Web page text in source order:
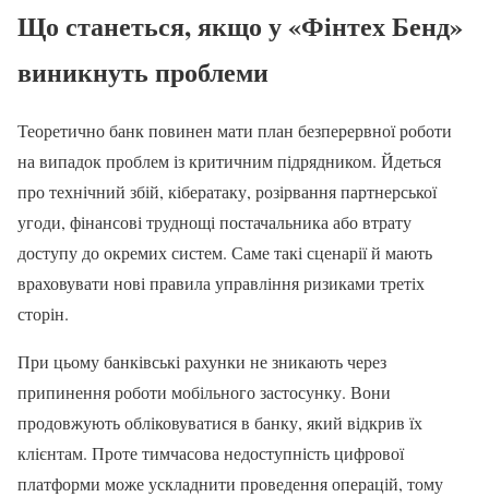
Що станеться, якщо у «Фінтех Бенд»
виникнуть проблеми
Теоретично банк повинен мати план безперервної роботи
на випадок проблем із критичним підрядником. Йдеться
про технічний збій, кібератаку, розірвання партнерської
угоди, фінансові труднощі постачальника або втрату
доступу до окремих систем. Саме такі сценарії й мають
враховувати нові правила управління ризиками третіх
сторін.
При цьому банківські рахунки не зникають через
припинення роботи мобільного застосунку. Вони
продовжують обліковуватися в банку, який відкрив їх
клієнтам. Проте тимчасова недоступність цифрової
платформи може ускладнити проведення операцій, тому